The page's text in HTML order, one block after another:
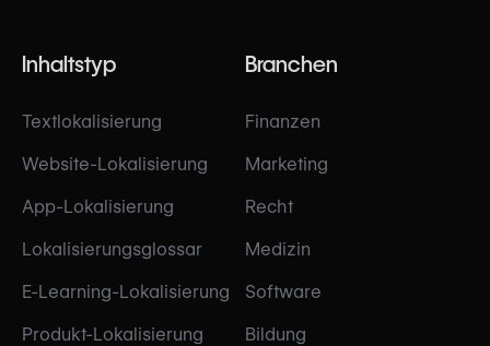
Inhaltstyp
Textlokalisierung
Website-Lokalisierung
App-Lokalisierung
Lokalisierungsglossar
E-Learning-Lokalisierung
Produkt-Lokalisierung
Branchen
Finanzen
Marketing
Recht
Medizin
Software
Bildung